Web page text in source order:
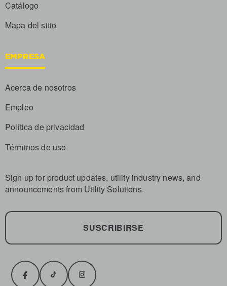
Catálogo
Mapa del sitio
EMPRESA
Acerca de nosotros
Empleo
Política de privacidad
Términos de uso
Sign up for product updates, utility industry news, and
announcements from Utility Solutions.
SUSCRIBIRSE